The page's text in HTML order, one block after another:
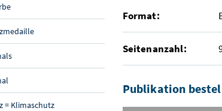
= Klimaschutz
Format:
Seitenanzahl:
Publikation